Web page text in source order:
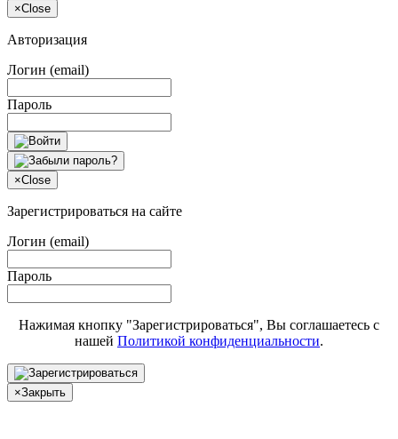
×Close
Авторизация
Логин (email)
Пароль
×Close
Зарегистрироваться на сайте
Логин (email)
Пароль
Нажимая кнопку "Зарегистрироваться", Вы соглашаетесь с
нашей Политикой конфиденциальности.
×Закрыть